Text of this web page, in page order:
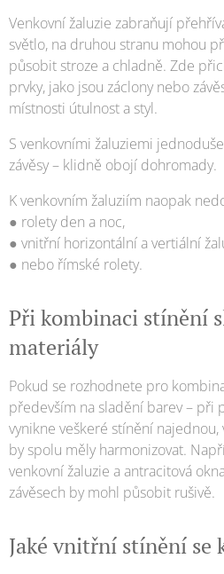
Venkovní žaluzie zabraňují
světlo, na druhou stranu mohou
působit stroze a chladně. Zde
prvky, jako jsou záclony nebo
místnosti útulnost a styl.
S venkovními žaluziemi
závěsy – klidně obojí dohromady.
K venkovním žaluziím naopak
● rolety den a noc,
● vnitřní horizontální a vertiální
● nebo římské rolety.
Při kombinaci stínění
materiály
Pokud se rozhodnete pro
především na sladění barev – při
vynikne veškeré stínění
by spolu měly harmonizovat.
venkovní žaluzie a antracitová
závěsech by mohl působit rušivě.
Jaké vnitřní stínění se